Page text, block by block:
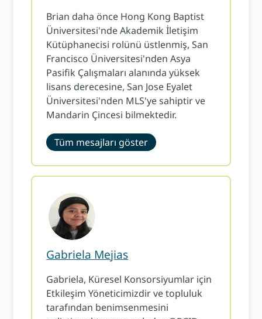
Brian daha önce Hong Kong Baptist
Üniversitesi'nde Akademik İletişim
Kütüphanecisi rolünü üstlenmiş, San
Francisco Üniversitesi'nden Asya
Pasifik Çalışmaları alanında yüksek
lisans derecesine, San Jose Eyalet
Üniversitesi'nden MLS'ye sahiptir ve
Mandarin Çincesi bilmektedir.
Tüm mesajları göster
Gabriela Mejias
Gabriela, Küresel Konsorsiyumlar için
Etkileşim Yöneticimizdir ve topluluk
tarafından benimsenmesini